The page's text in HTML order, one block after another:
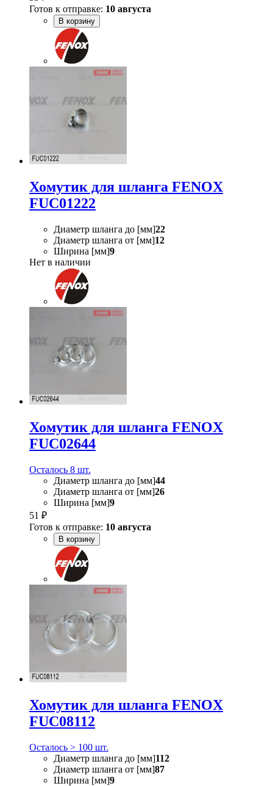
Готов к отправке: 10 августа
В корзину
Хомутик для шланга FENOX
FUC01222
Диаметр шланга до [мм]22
Диаметр шланга от [мм]12
Ширина [мм]9
Нет в наличии
Хомутик для шланга FENOX
FUC02644
Осталось 8 шт.
Диаметр шланга до [мм]44
Диаметр шланга от [мм]26
Ширина [мм]9
51 ₽
Готов к отправке: 10 августа
В корзину
Хомутик для шланга FENOX
FUC08112
Осталось > 100 шт.
Диаметр шланга до [мм]112
Диаметр шланга от [мм]87
Ширина [мм]9